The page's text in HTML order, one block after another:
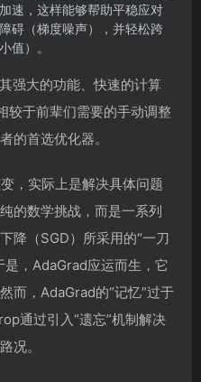
速，这样能够帮助平稳应对
碍（梯度噪声），并轻松跨
值）。
其强大的功能、快速的计算
较于前辈们需要的手动调整
的首选优化器。
，实际上是解决具体问题
的数学挑战，而是一系列
降（SGD）所采用的“一刀
，AdaGrad应运而生，它
而，AdaGrad的“记忆”过于
通过引入“遗忘”机制解决
况。